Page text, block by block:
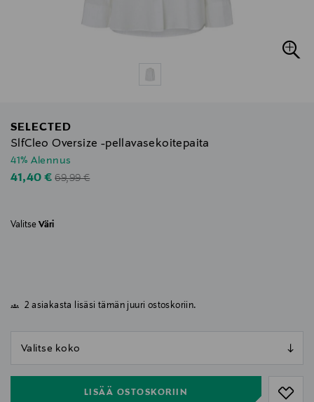
SELECTED
SlfCleo Oversize -pellavasekoitepaita
41% Alennus
Discounted Price
41,40 €Original Price
69,99 €
Valitse Väri
2 asiakasta lisäsi tämän juuri ostoskoriin.
LISÄÄ OSTOSKORIIN